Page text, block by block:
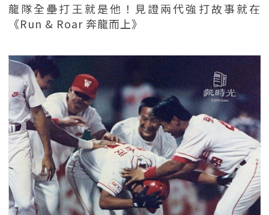
龍隊全壘打王就是他！見證兩代強打故事就在
《Run & Roar 奔龍而上》